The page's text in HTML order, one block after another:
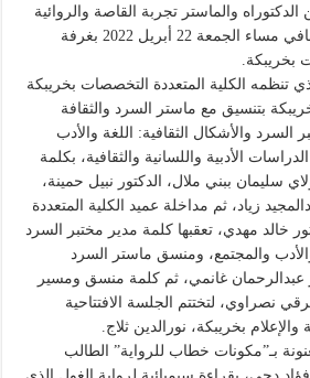
والماستر تجربة القاصة والروائية
“الزهرة رميج” في لقاء ثقافي مساء الجمعة 22 أبريل 2022 بغرفة
بخريبكة.
تنظمه الكلية المتعددة التخصصات بخريبكة
بتنسيق مع ماستر السرد والثقافة
السرد والأشكال الثقافية: اللغة والأدب
الأدبية واللسانية والثقافية، بكلمة
سليمان ببني ملال، الدكتور نبيل حمينة،
زياد، ثم مداخلة عميد الكلية المتعددة
خالد مهدي، تعقبها كلمة مدير مختبر السرد
والأدب والمجتمع، ومنسق ماستر السرد
عبدالرحمان غانمي، ثم كلمة منسق ومسير
نصراوي، لتختتم الجلسة الافتتاحية
بخريبكة، نورالدين ثلاج.
بـ”مكونات خطاب للرواية” الطالب